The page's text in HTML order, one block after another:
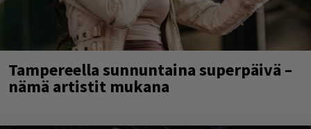
Tampereella sunnuntaina superpäivä –
nämä artistit mukana